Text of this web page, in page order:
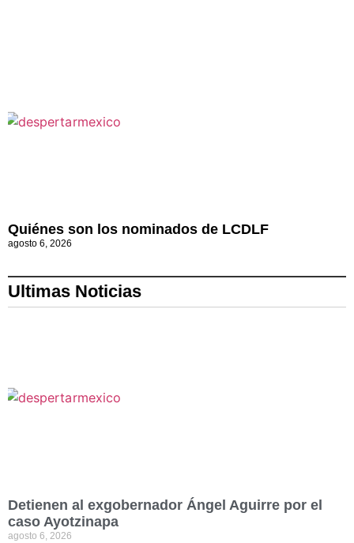
Quiénes son los nominados de LCDLF
agosto 6, 2026
Ultimas Noticias
Detienen al exgobernador Ángel Aguirre por el
caso Ayotzinapa
agosto 6, 2026